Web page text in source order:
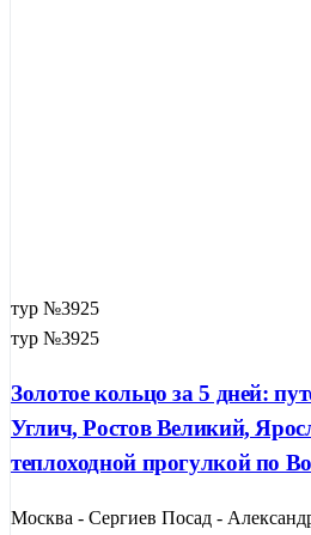
тур №3925
тур №3925
Золотое кольцо за 5 дней:
Углич, Ростов Великий,
теплоходной прогулкой по
Москва - Сергиев Посад -